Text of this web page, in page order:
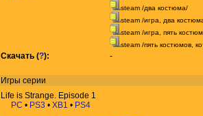
steam /два костюма/
steam /игра, два
steam /игра, пять
steam /пять костюмов,
Скачать (?): -
Игры серии
Life is Strange. Episode 1
PC • PS3 • XB1 • PS4